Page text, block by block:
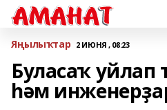
Яңылыҡтар 2 ИЮНЯ , 08:23
Буласаҡ уйлап
һәм